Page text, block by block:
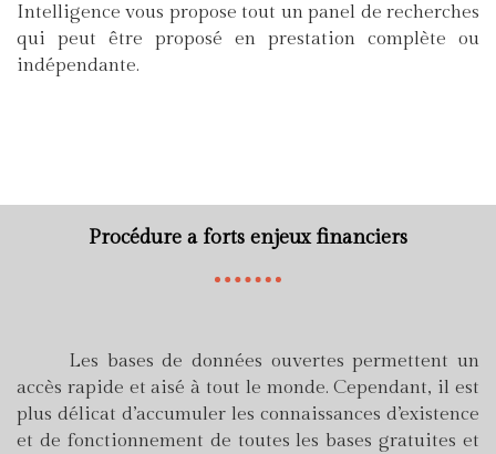
Intelligence vous propose tout un panel de recherches
qui peut être proposé en prestation complète ou
indépendante.
Procédure a forts enjeux financiers
Les bases de données ouvertes permettent un
accès rapide et aisé à tout le monde. Cependant, il est
plus délicat d’accumuler les connaissances d’existence
et de fonctionnement de toutes les bases gratuites et